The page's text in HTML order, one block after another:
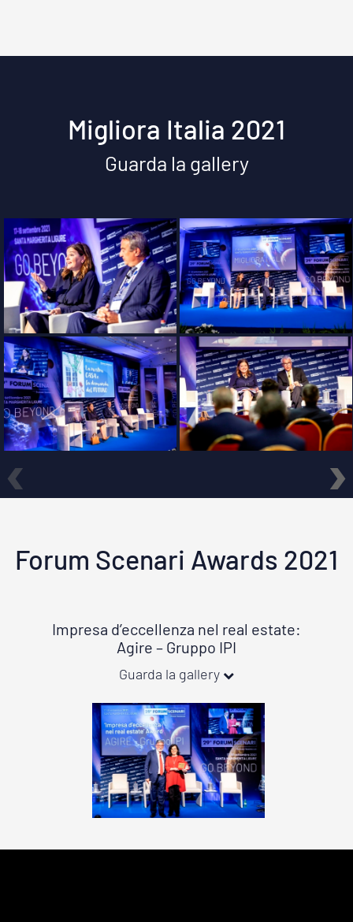
Migliora Italia 2021
Guarda la gallery
‹ ›
Forum Scenari Awards 2021
Impresa d’eccellenza nel real estate:
Agire – Gruppo IPI
Guarda la gallery